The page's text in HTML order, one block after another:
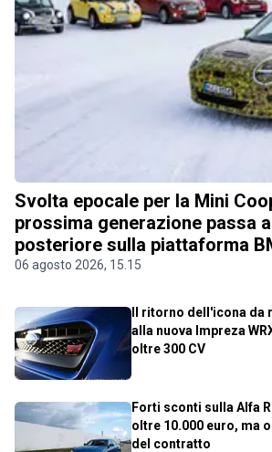
Svolta epocale per la Mini
prossima generazione passa
posteriore sulla piattaforma
06 agosto 2026, 15.15
Il ritorno dell'icona da
alla nuova Impreza
oltre 300 CV
Forti sconti sulla Alfa
oltre 10.000 euro, ma
del contratto